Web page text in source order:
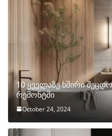
10 ყველაზე ხშირი
რემონტში
October 24, 2024